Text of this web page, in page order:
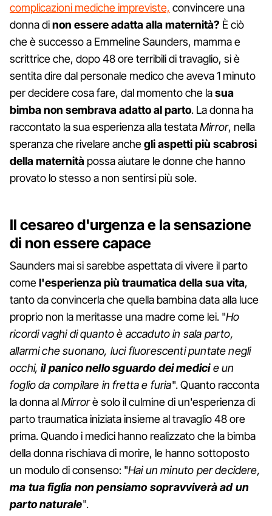
complicazioni mediche impreviste, convincere una
donna dinon essere adatta alla maternità? È ciò
che è successo a Emmeline Saunders, mamma e
scrittrice che, dopo 48 ore terribili di travaglio, si è
sentita dire dal personale medico che aveva 1 minuto
per decidere cosa fare, dal momento che lasua
bimba non sembrava adatto al parto. La donna ha
raccontato la sua esperienza alla testataMirror, nella
speranza che rivelare anchegli aspetti più scabrosi
della maternità possa aiutare le donne che hanno
provato lo stesso a non sentirsi più sole.
Il cesareo d'urgenza e la sensazione
di non essere capace
Saunders mai si sarebbe aspettata di vivere il parto
comel'esperienza più traumatica della sua vita,
tanto da convincerla che quella bambina data alla luce
proprio non la meritasse una madre come lei. "Ho
ricordi vaghi di quanto è accaduto in sala parto,
allarmi che suonano, luci fluorescenti puntate negli
occhi,il panico nello sguardo dei medicie un
foglio da compilare in fretta e furia". Quanto racconta
la donna alMirrorè solo il culmine di un'esperienza di
parto traumatica iniziata insieme al travaglio 48 ore
prima. Quando i medici hanno realizzato che la bimba
della donna rischiava di morire, le hanno sottoposto
un modulo di consenso: "Hai un minuto per decidere,
ma tua figlia non pensiamo sopravviverà ad un
parto naturale".